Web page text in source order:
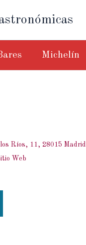
Michelín
Ríos, 11, 28015 Madrid
Web